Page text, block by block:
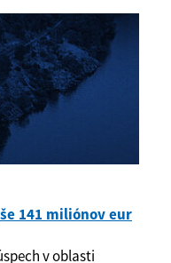
141 miliónov eur
v oblasti